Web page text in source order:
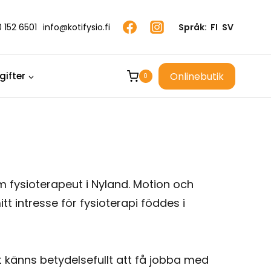
6501 info@kotifysio.fi Språk: FI SV
0 Onlinebutik
fysioterapeut i Nyland. Motion och
intresse för fysioterapi föddes i
betydelsefullt att få jobba med